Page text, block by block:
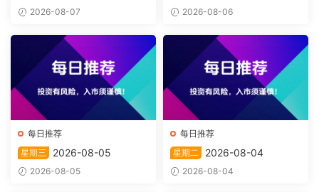
2026-08-07 2026-08-06
每日推荐
星期三
2026-08-05
2026-08-05
每日推荐
星期二
2026-08-04
2026-08-04